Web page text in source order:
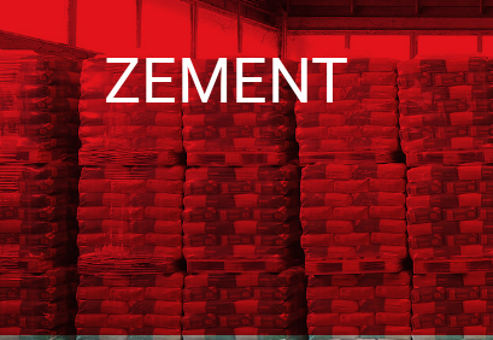
Unternehmen
Produkte & Lösungen
Nachhaltigkeit
Ansprechpartner
Karriere
Englisch
ZEMENT